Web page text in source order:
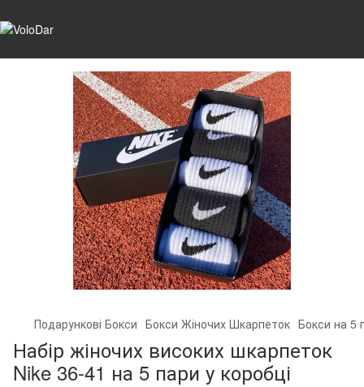
Подарункові Бокси Бокси Жіночих Шкарпеток Бокси на 5
Набір жіночих високих шкарпеток
Nike 36-41 на 5 пари у коробці